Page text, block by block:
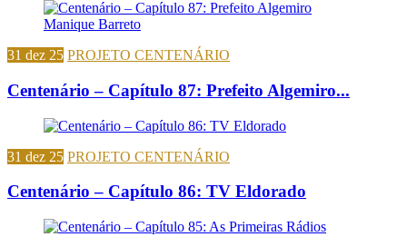
31 dez 25 PROJETO CENTENÁRIO
Centenário – Capítulo 87: Prefeito Algemiro...
31 dez 25 PROJETO CENTENÁRIO
Centenário – Capítulo 86: TV Eldorado